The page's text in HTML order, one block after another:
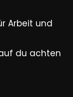
Arbeit und
du achten